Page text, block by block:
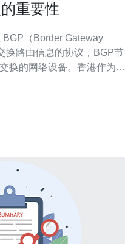
重要性
换路由信息的协议，BGP节
换的网络设备。香港作为亚
于亚洲东南